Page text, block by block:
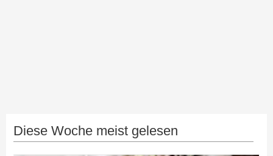
Diese Woche meist gelesen